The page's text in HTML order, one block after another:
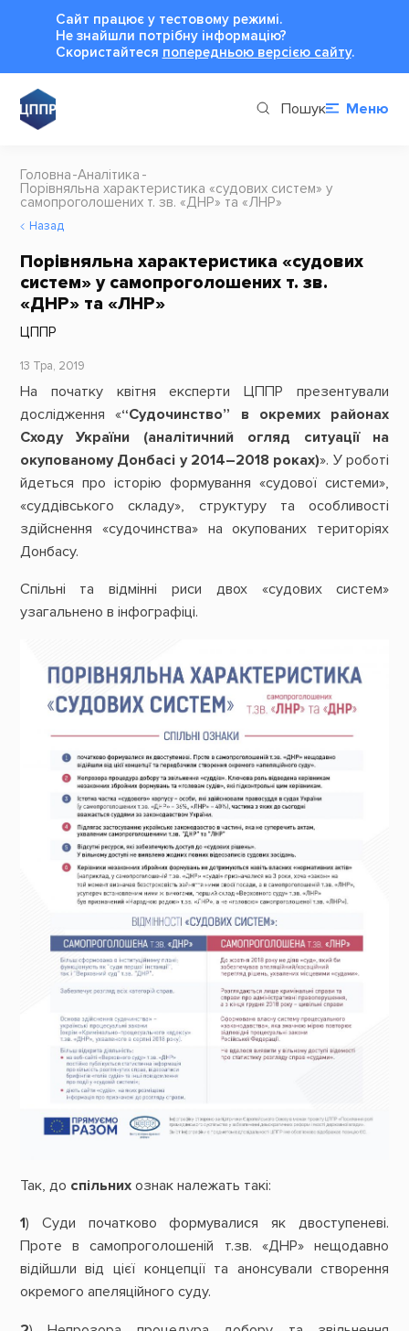
Сайт працює у тестовому режимі.
Не знайшли потрібну інформацію?
Cкористайтеся попередньою версією сайту.
Пошук Меню
Головна Аналітика
Порівняльна характеристика «судових систем» у
самопроголошених т. зв. «ДНР» та «ЛНР»
Назад
Порівняльна характеристика «судових
систем» у самопроголошених т. зв.
«ДНР» та «ЛНР»
ЦППР
13 Тра, 2019
На початку квітня експерти ЦППР презентували
дослідження «“Судочинство” в окремих районах
Сходу України (аналітичний огляд ситуації на
окупованому Донбасі у 2014–2018 роках)». У роботі
йдеться про історію формування «судової системи»,
«суддівського складу», структуру та особливості
здійснення «судочинства» на окупованих територіях
Донбасу.
Спільні та відмінні риси двох «судових систем»
узагальнено в інфографіці.
Так, до спільнихознак належать такі:
1) Суди початково формувалися як двоступеневі.
Проте в самопроголошеній т.зв. «ДНР» нещодавно
відійшли від цієї концепції та анонсували створення
окремого апеляційного суду.